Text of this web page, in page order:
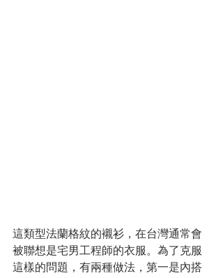
這類型法蘭格紋的襯衫，在台灣通常會
被聯想是宅男工程師的衣服。為了克服
這樣的問題，有兩種做法，第一是內搭